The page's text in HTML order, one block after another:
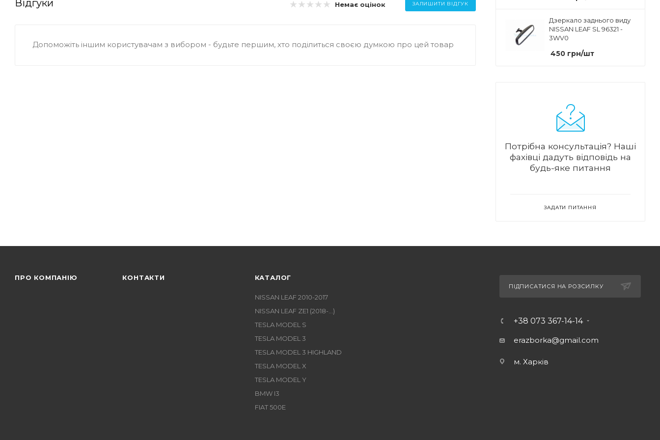
Відгуки Немає оцінок ЗАЛИШИТИ ВІДГУК
Допоможіть іншим користувачам з вибором - будьте першим, хто поділиться своєю думкою про цей товар
Дзеркало заднього виду
NISSAN LEAF SL 96321 -
3WV0
450 грн/шт
Потрібна консультація? Наші
фахівці дадуть відповідь на
будь-яке питання
ЗАДАТИ ПИТАННЯ
ПРО КОМПАНІЮ КОНТАКТИ КАТАЛОГ
NISSAN LEAF 2010-2017
NISSAN LEAF ZE1 (2018-...)
TESLA MODEL S
TESLA MODEL 3
TESLA MODEL 3 HIGHLAND
TESLA MODEL X
TESLA MODEL Y
BMW I3
FIAT 500E
ПІДПИСАТИСЯ НА РОЗСИЛКУ
+38 073 367-14-14
erazborka@gmail.com
м. Харків